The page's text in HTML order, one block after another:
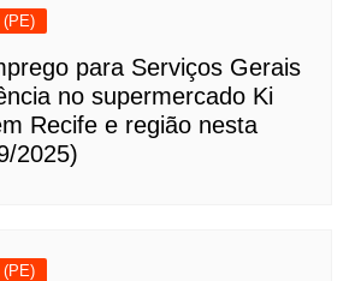
(PE)
para Serviços Gerais
no supermercado Ki
Recife e região nesta
2025)
(PE)